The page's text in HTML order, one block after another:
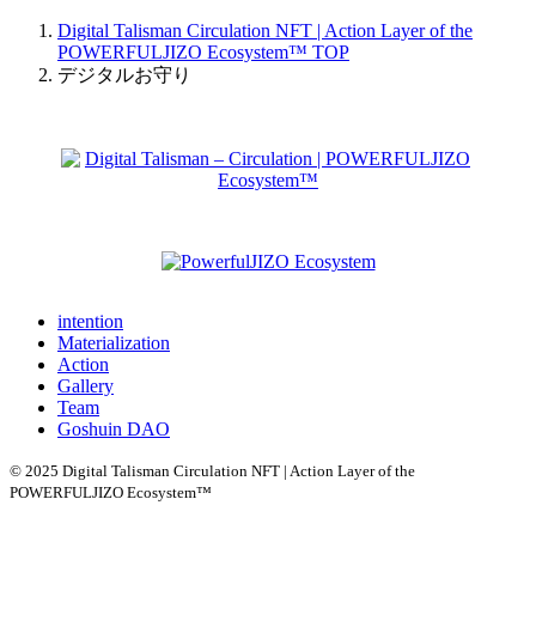
Digital Talisman Circulation NFT | Action Layer of the
POWERFULJIZO Ecosystem™ TOP
デジタルお守り
intention
Materialization
Action
Gallery
Team
Goshuin DAO
© 2025 Digital Talisman Circulation NFT | Action Layer of the
POWERFULJIZO Ecosystem™